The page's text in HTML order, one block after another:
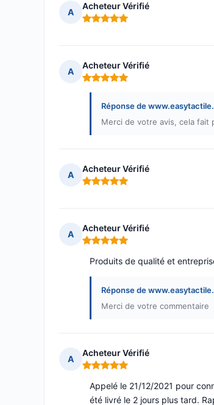
A
Acheteur Vérifié
Note : 5 sur 5
A
Acheteur Vérifié
Note : 5 sur 5
Réponse de
Merci de votre avis, cela fait
A
Acheteur Vérifié
Note : 5 sur 5
A
Acheteur Vérifié
Note : 5 sur 5
Produits de qualité et
Réponse de
Merci de votre commentaire
A
Acheteur Vérifié
Note : 5 sur 5
Appelé le 21/12/2021 pour
été livré le 2 jours plus tard.